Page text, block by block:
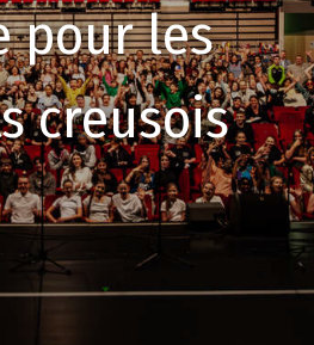
pour les
creusois